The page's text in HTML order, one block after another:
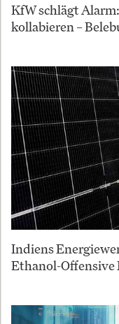
KfW schlägt
kollabieren –
Indiens
Ethanol-